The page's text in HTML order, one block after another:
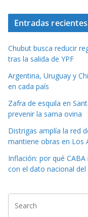
Entradas recientes
Chubut busca reducir
tras la salida de YPF
Argentina, Uruguay y
en cada país
Zafra de esquila en
prevenir la sarna ovina
Distrigas amplía la red
mantiene obras en Los
Inflación: por qué
con el dato nacional del